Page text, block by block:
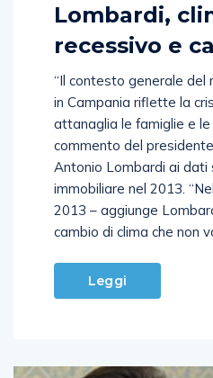
Lombardi,
recessivo e
“Il contesto generale del
in Campania riflette la
attanaglia le famiglie e le
commento del
Antonio Lombardi ai dati
immobiliare nel 2013.
2013 – aggiunge
cambio di clima che non
Leggi